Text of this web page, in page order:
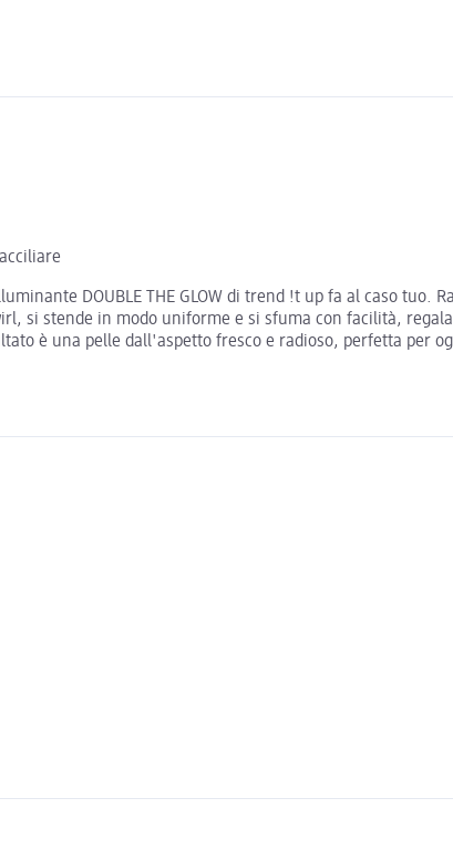
DOUBLE THE GLOW di trend !t up fa al caso
si stende in modo uniforme e si sfuma con facilità,
è una pelle dall'aspetto fresco e radioso, perfetta per